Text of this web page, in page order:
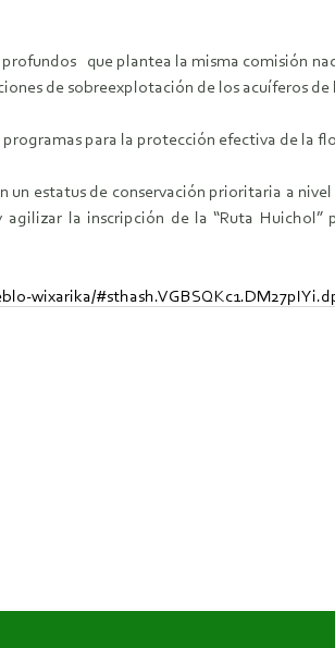
que plantea la misma comisión
de sobreexplotación de los acuíferos de
para la protección efectiva de la
estatus de conservación prioritaria a
la inscripción de la “Ruta
wixarika/